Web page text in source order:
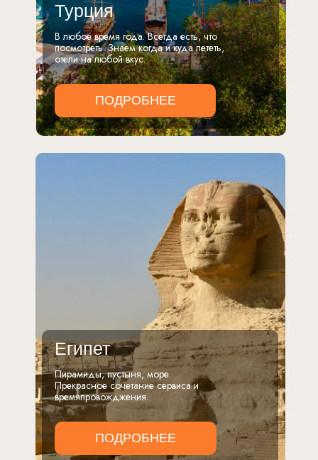
Турция
В любое время года. Всегда есть, что
посмотреть. Знаем когда и куда лететь,
отели на любой вкус.
ПОДРОБНЕЕ
Египет
Пирамиды, пустыня, море.
Прекрасное сочетание сервиса и
времяпровожджения.
ПОДРОБНЕЕ